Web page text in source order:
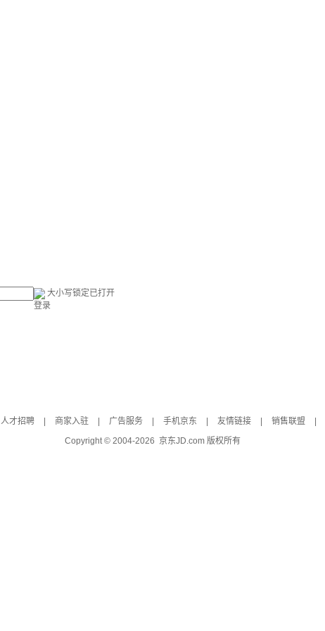
大小写锁定已打开
登录
人才招聘 商家入驻 广告服务 手机京东 友情链接 销售联盟
Copyright © 2004-2026 京东JD.com 版权所有